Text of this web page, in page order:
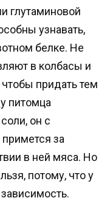
глутаминовой
узнавать,
белке. Не
в колбасы и
чтобы придать тем
питомца
он с
за
в ней мяса. Но
потому, что у